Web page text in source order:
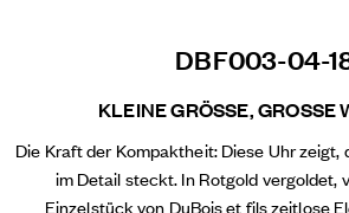
DBF003-04-
KLEINE GRÖSSE, GROSSE
Die Kraft der Kompaktheit: Diese Uhr zeigt,
im Detail steckt. In Rotgold vergoldet,
Einzelstück von DuBois et fils zeitlose